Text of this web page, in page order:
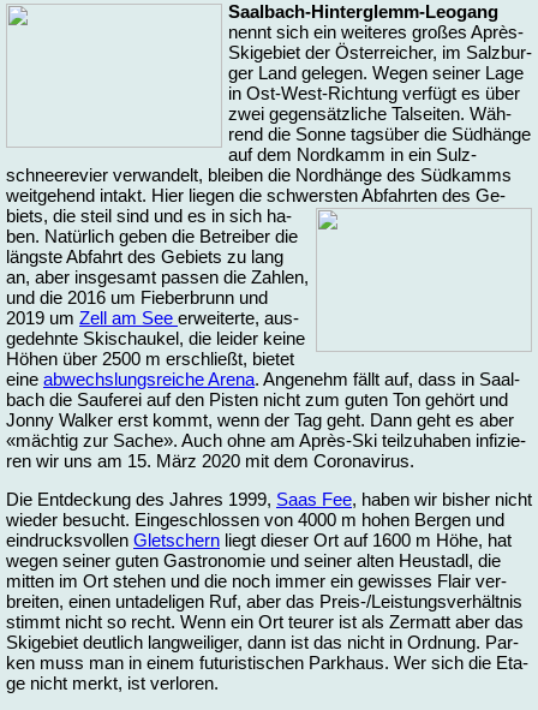
Saal­bach-Hin­ter­glemm-Leo­gang
nennt sich ein wei­te­res großes Après-
Ski­ge­biet der Ös­ter­rei­cher, im Salz­bur­
ger Land ge­le­gen. We­gen sei­ner La­ge
in Ost-West-Rich­tung ver­fügt es über
zwei ge­gen­sätz­li­che Tal­sei­ten. Wäh­
rend die Son­ne tags­über die Süd­hän­ge
auf dem Nord­kamm in ein Sulz­
schnee­re­vier ver­wan­delt, blei­ben die Nord­hän­ge des Süd­kamms
weit­ge­hend in­takt. Hier lie­gen die schwers­ten Ab­fahr­ten des Ge­
biets, die steil sind und es in sich ha­
ben. Na­tür­lich ge­ben die Be­trei­ber die
längs­te Ab­fahrt des Ge­biets zu lang
an, aber ins­ge­samt pas­sen die Zah­len,
und die 2016 um Fie­ber­brunn und
2019 um Zell am See er­wei­ter­te, aus­
ge­dehn­te Ski­schau­kel, die lei­der kei­ne
Hö­hen über 2500 m er­schließt, bie­tet
ei­ne ab­wechs­lungs­rei­che Are­na. An­ge­nehm fällt auf, dass in Saal­
bach die Sau­fe­rei auf den Pis­ten nicht zum gu­ten Ton ge­hört und
Jon­ny Wal­ker erst kommt, wenn der Tag geht. Dann geht es aber
«mäch­tig zur Sa­che». Auch oh­ne am Après-Ski teil­zu­ha­ben in­fi­zie­
ren wir uns am 15. März 2020 mit dem Co­ro­na­vi­rus.
Die Ent­de­ckung des Jah­res 1999, Saas Fee, ha­ben wir bis­her nicht
wie­der be­sucht. Ein­ge­schlos­sen von 4000 m ho­hen Ber­gen und
ein­drucks­vol­len Glet­schern liegt die­ser Ort auf 1600 m Hö­he, hat
we­gen sei­ner gu­ten Ga­stro­no­mie und sei­ner al­ten Heu­stadl, die
mit­ten im Ort ste­hen und die noch im­mer ein ge­wis­ses Flair ver­
brei­ten, ei­nen un­ta­de­li­gen Ruf, aber das Preis-/Leis­tungs­ver­hält­nis
stimmt nicht so recht. Wenn ein Ort teu­rer ist als Zer­matt aber das
Ski­ge­biet deut­lich lang­wei­li­ger, dann ist das nicht in Ord­nung. Par­
ken muss man in ei­nem fu­tu­ris­ti­schen Park­haus. Wer sich die Eta­
ge nicht merkt, ist ver­lo­ren.